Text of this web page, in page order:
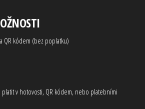
QR kódem (bez poplatku)
v hotovosti, QR kódem, nebo platebními